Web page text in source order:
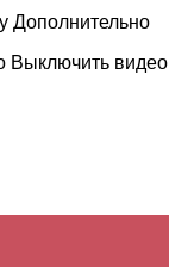
Дополнительно
Выключить видео